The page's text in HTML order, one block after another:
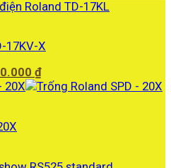
17KV-X
₫Giá
hiện